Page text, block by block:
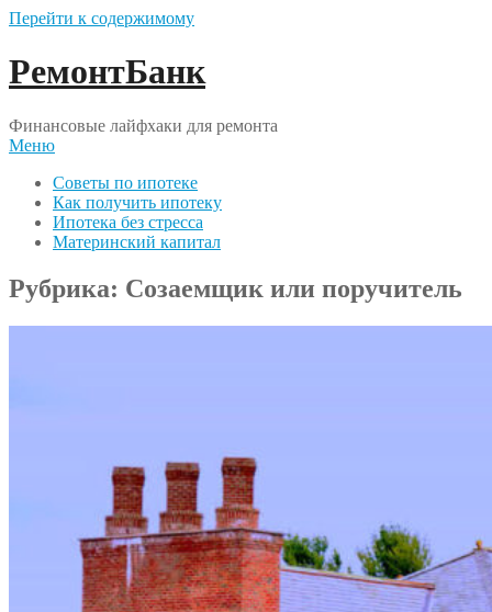
Перейти к содержимому
РемонтБанк
Финансовые лайфхаки для ремонта
Меню
Советы по ипотеке
Как получить ипотеку
Ипотека без стресса
Материнский капитал
Рубрика: Созаемщик или поручитель